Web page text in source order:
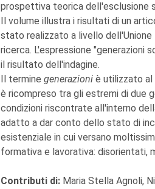
prospettiva teorica dell'esclusione
Il volume illustra i risultati di un
stato realizzato a livello
ricerca. L'espressione "generazioni
il risultato dell'indagine.
Il termine generazioni è utilizzato al
è ricompreso tra gli estremi di due
condizioni riscontrate all'interno
adatto a dar conto dello stato di
esistenziale in cui versano
formativa e lavorativa: disorientati,
Contributi di: Maria Stella Agnoli,